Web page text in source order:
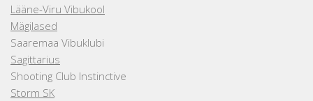
Lääne-Viru Vibukool
Mägilased
Saaremaa Vibuklubi
Sagittarius
Shooting Club Instinctive
Storm SK